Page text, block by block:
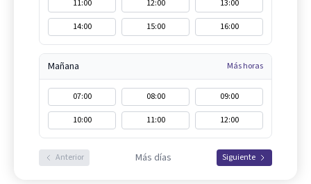
11:00 12:00
13:00
14:00
15:00 16:00
Mañana Más horas
07:00 08:00
09:00
10:00
11:00 12:00
Anterior Más días Siguiente